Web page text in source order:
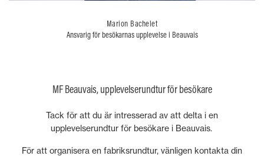
Marion Bachelet
Ansvarig för besökarnas upplevelse i Beauvais
MF Beauvais, upplevelserundtur för besökare
Tack för att du är intresserad av att delta i en
upplevelserundtur för besökare i Beauvais.
För att organisera en fabriksrundtur, vänligen kontakta din